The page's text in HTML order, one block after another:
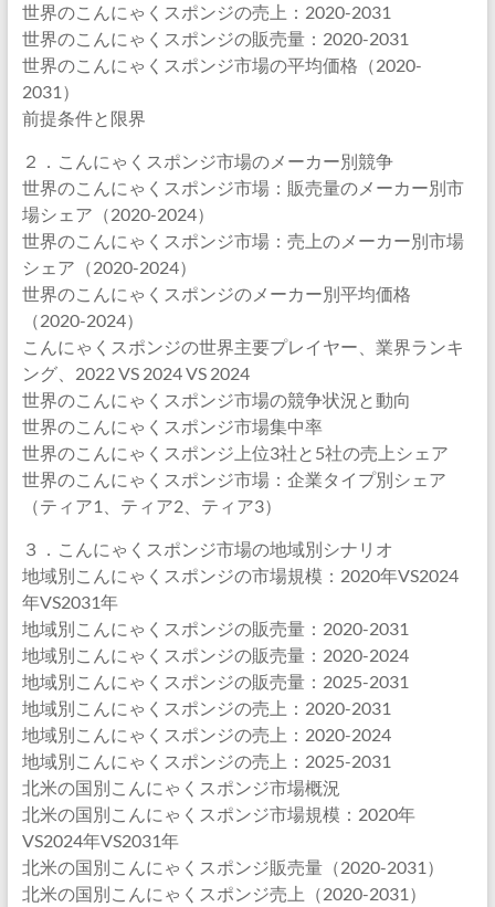
世界のこんにゃくスポンジの売上：2020-2031
世界のこんにゃくスポンジの販売量：2020-2031
世界のこんにゃくスポンジ市場の平均価格（2020-
2031）
前提条件と限界
２．こんにゃくスポンジ市場のメーカー別競争
世界のこんにゃくスポンジ市場：販売量のメーカー別市
場シェア（2020-2024）
世界のこんにゃくスポンジ市場：売上のメーカー別市場
シェア（2020-2024）
世界のこんにゃくスポンジのメーカー別平均価格
（2020-2024）
こんにゃくスポンジの世界主要プレイヤー、業界ランキ
ング、2022 VS 2024 VS 2024
世界のこんにゃくスポンジ市場の競争状況と動向
世界のこんにゃくスポンジ市場集中率
世界のこんにゃくスポンジ上位3社と5社の売上シェア
世界のこんにゃくスポンジ市場：企業タイプ別シェア
（ティア1、ティア2、ティア3）
３．こんにゃくスポンジ市場の地域別シナリオ
地域別こんにゃくスポンジの市場規模：2020年VS2024
年VS2031年
地域別こんにゃくスポンジの販売量：2020-2031
地域別こんにゃくスポンジの販売量：2020-2024
地域別こんにゃくスポンジの販売量：2025-2031
地域別こんにゃくスポンジの売上：2020-2031
地域別こんにゃくスポンジの売上：2020-2024
地域別こんにゃくスポンジの売上：2025-2031
北米の国別こんにゃくスポンジ市場概況
北米の国別こんにゃくスポンジ市場規模：2020年
VS2024年VS2031年
北米の国別こんにゃくスポンジ販売量（2020-2031）
北米の国別こんにゃくスポンジ売上（2020-2031）